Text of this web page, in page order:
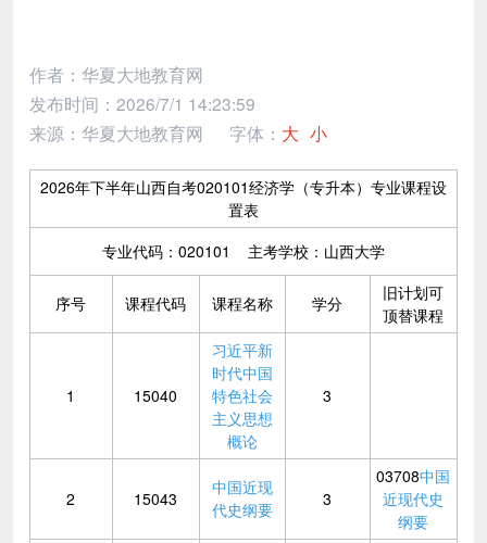
作者：华夏大地教育网
发布时间：2026/7/1 14:23:59
来源：华夏大地教育网
字体： 大 小
2026年下半年山西自考020101经济学（专升本）专业课程设
置表
专业代码：020101 主考学校：山西大学
序号 课程代码 课程名称 学分
旧计划可
顶替课程
1 15040
习近平新
时代中国
特色社会
主义思想
概论
3
2 15043
中国近现
代史纲要
3
03708中国
近现代史
纲要